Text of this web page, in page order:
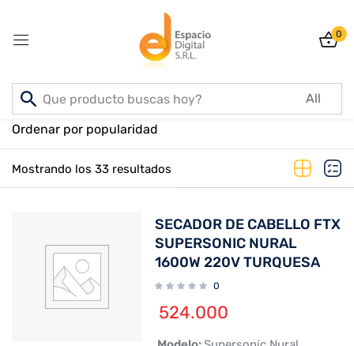
0
Inicio PRODUCTOS
Mostrando los 33 resultados
Ordenar por popularidad
SECADOR DE CABELLO FTX
SUPERSONIC NURAL
1600W 220V TURQUESA
0
524.000
Sign in
Remember me
Log In
Create an account